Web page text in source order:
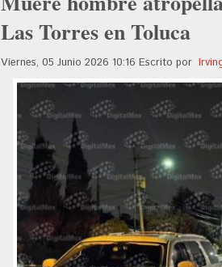
Las Torres en Toluca
Viernes, 05 Junio 2026 10:16 Escrito por